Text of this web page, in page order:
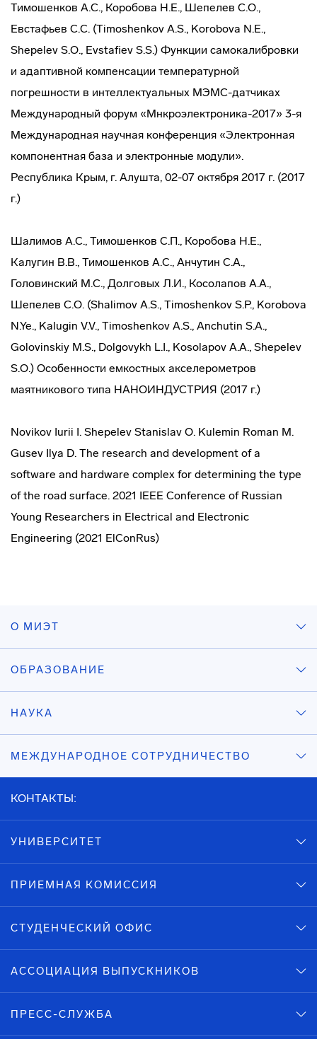
Тимошенков А.С., Коробова Н.Е., Шепелев С.О.,
Евстафьев С.С. (Timoshenkov A.S., Korobova N.E.,
Shepelev S.O., Evstafiev S.S.) Функции самокалибровки
и адаптивной компенсации температурной
погрешности в интеллектуальных МЭМС-датчиках
Международный форум «Мнкроэлектроника-2017» 3-я
Международная научная конференция «Электронная
компонентная база и электронные модули».
Республика Крым, г. Алушта, 02-07 октября 2017 г. (2017
г.)
Шалимов А.С., Тимошенков С.П., Коробова Н.Е.,
Калугин В.В., Тимошенков А.С., Анчутин С.А.,
Головинский М.С., Долговых Л.И., Косолапов А.А.,
Шепелев С.О. (Shalimov A.S., Timoshenkov S.P., Korobova
N.Ye., Kalugin V.V., Timoshenkov A.S., Anchutin S.A.,
Golovinskiy M.S., Dolgovykh L.I., Kosolapov A.A., Shepelev
S.O.) Особенности емкостных акселерометров
маятникового типа НАНОИНДУСТРИЯ (2017 г.)
Novikov Iurii I. Shepelev Stanislav O. Kulemin Roman M.
Gusev Ilya D. The research and development of a
software and hardware complex for determining the type
of the road surface. 2021 IEEE Conference of Russian
Young Researchers in Electrical and Electronic
Engineering (2021 ElConRus)
О МИЭТ
ОБРАЗОВАНИЕ
НАУКА
МЕЖДУНАРОДНОЕ СОТРУДНИЧЕСТВО
КОНТАКТЫ:
УНИВЕРСИТЕТ
ПРИЕМНАЯ КОМИССИЯ
СТУДЕНЧЕСКИЙ ОФИС
АССОЦИАЦИЯ ВЫПУСКНИКОВ
ПРЕСС-СЛУЖБА